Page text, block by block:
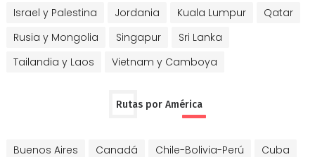
Israel y Palestina
Jordania Kuala Lumpur
Qatar
Rusia y Mongolia
Singapur
Sri Lanka
Tailandia y Laos
Vietnam y Camboya
Rutas por América
Buenos Aires Canadá Chile-Bolivia-Perú
Cuba